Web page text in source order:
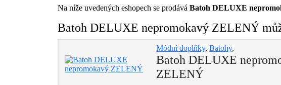
Na níže uvedených eshopech se prodává Batoh DELUXE
Batoh DELUXE nepromokavý ZELENÝ
Módní doplňky,Batohy,
Batoh DELUXE
ZELENÝ